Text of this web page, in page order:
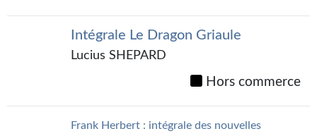
Intégrale Le Dragon Griaule
Lucius SHEPARD
Hors commerce
Frank Herbert : intégrale des nouvelles